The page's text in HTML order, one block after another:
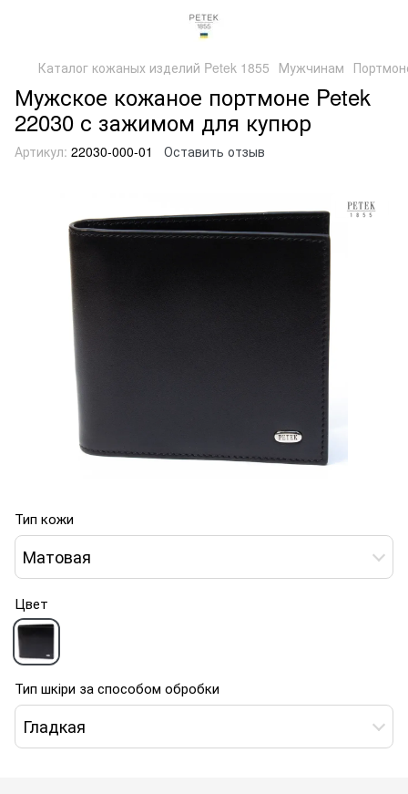
Каталог кожаных изделий Petek 1855 Мужчинам
Мужское кожаное портмоне Petek
22030 с зажимом для купюр
Артикул: 22030-000-01 Оставить отзыв
Тип кожи
Матовая
Цвет
Тип шкіри за способом обробки
Гладкая